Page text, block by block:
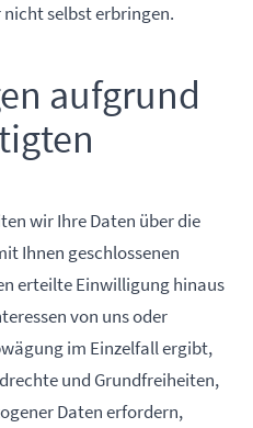
selbst erbringen.
aufgrund
wir Ihre Daten über die
Ihnen geschlossenen
erteilte Einwilligung hinaus
von uns oder
im Einzelfall ergibt,
und Grundfreiheiten,
Daten erfordern,